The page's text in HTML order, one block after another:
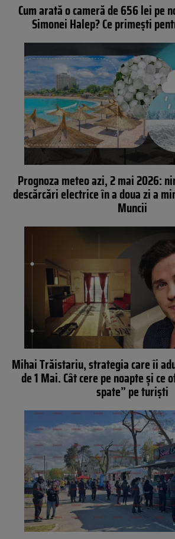
Cum arată o cameră de 656 lei pe
Simonei Halep? Ce primești
Prognoza meteo azi, 2 mai 2026:
descărcări electrice în a doua zi a
Muncii
Mihai Trăistariu, strategia care îi
de 1 Mai. Cât cere pe noapte și ce
spate” pe turiști